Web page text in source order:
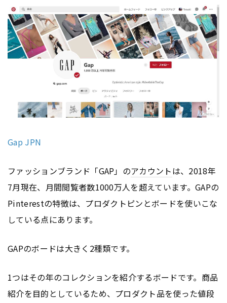
Gap JPN
ファッションブランド「GAP」のアカウントは、2018年
7月現在、月間閲覧者数1000万人を超えています。GAPの
Pinterestの特徴は、プロダクトピンとボードを使いこな
している点にあります。
GAPのボードは大きく2種類です。
1つはその年のコレクションを紹介するボードです。商品
紹介を目的としているため、プロダクト品を使った値段